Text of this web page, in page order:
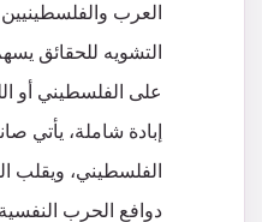
العرب
التشويه للحقائق
على الفلسطيني أو
إبادة شاملة، يأتي
الفلسطيني، ويقلب
دوافع الحرب النفسية